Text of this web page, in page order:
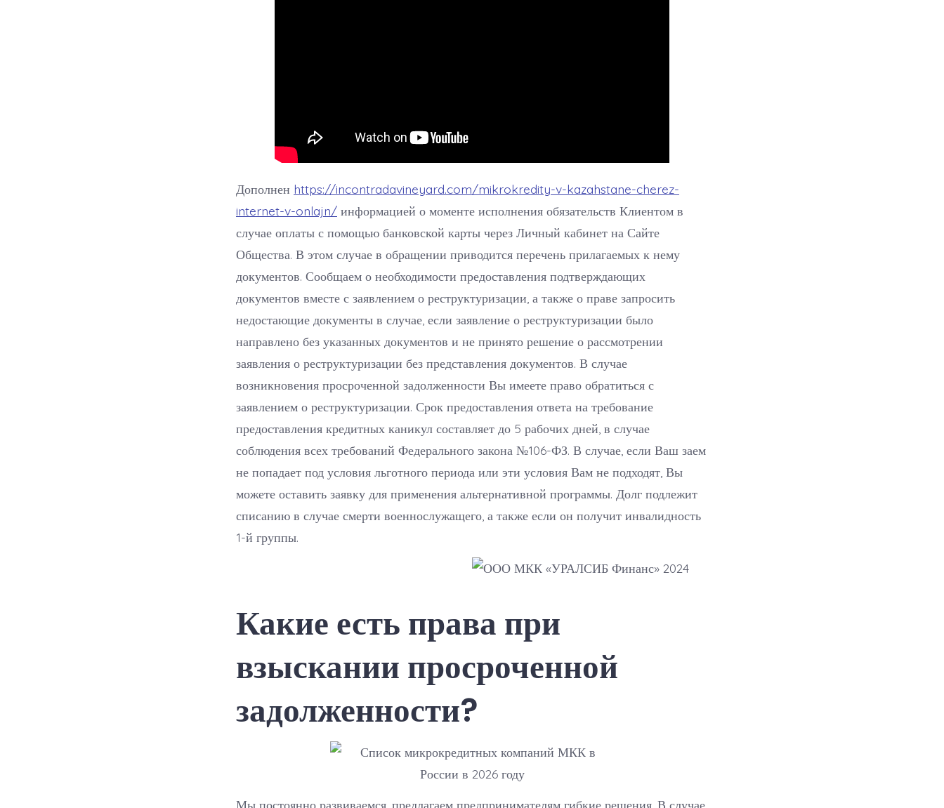
Дополнен https://incontradavineyard.com/mikrokredity-v-kazahstane-cherez-
internet-v-onlajn/ информацией о моменте исполнения обязательств Клиентом в
случае оплаты с помощью банковской карты через Личный кабинет на Сайте
Общества. В этом случае в обращении приводится перечень прилагаемых к нему
документов. Сообщаем о необходимости предоставления подтверждающих
документов вместе с заявлением о реструктуризации, а также о праве запросить
недостающие документы в случае, если заявление о реструктуризации было
направлено без указанных документов и не принято решение о рассмотрении
заявления о реструктуризации без представления документов. В случае
возникновения просроченной задолженности Вы имеете право обратиться с
заявлением о реструктуризации. Срок предоставления ответа на требование
предоставления кредитных каникул составляет до 5 рабочих дней, в случае
соблюдения всех требований Федерального закона №106-ФЗ. В случае, если Ваш заем
не попадает под условия льготного периода или эти условия Вам не подходят, Вы
можете оставить заявку для применения альтернативной программы. Долг подлежит
списанию в случае смерти военнослужащего, а также если он получит инвалидность
1-й группы.
Какие есть права при
взыскании просроченной
задолженности?
Мы постоянно развиваемся, предлагаем предпринимателям гибкие решения. В случае